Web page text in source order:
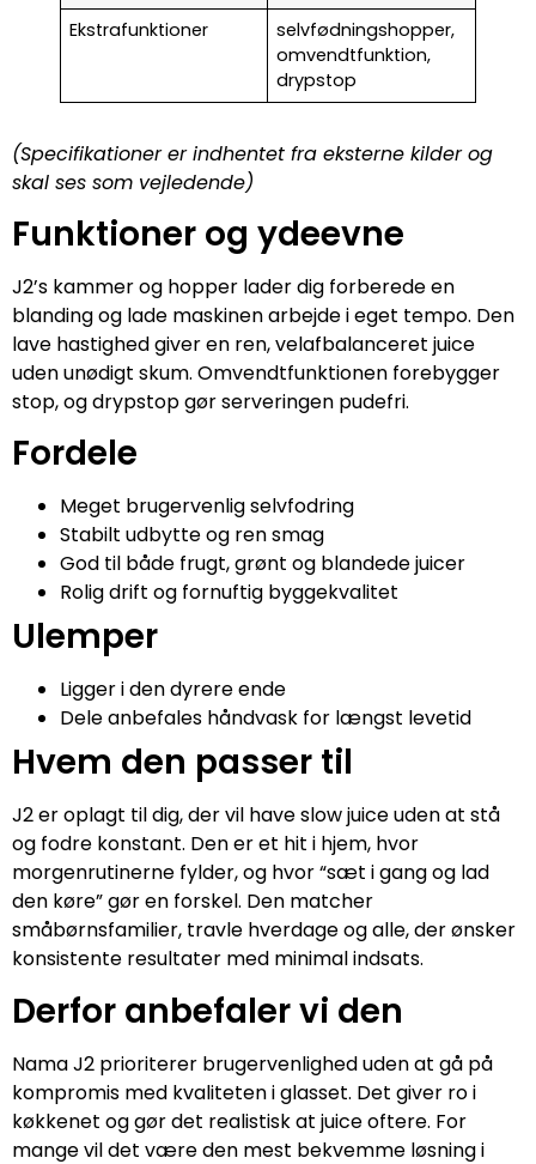
Ekstrafunktioner
selvfødningshopper,
omvendtfunktion,
drypstop
(Specifikationer er indhentet fra eksterne kilder og
skal ses som vejledende)
Funktioner og ydeevne
J2’s kammer og hopper lader dig forberede en
blanding og lade maskinen arbejde i eget tempo. Den
lave hastighed giver en ren, velafbalanceret juice
uden unødigt skum. Omvendtfunktionen forebygger
stop, og drypstop gør serveringen pudefri.
Fordele
Meget brugervenlig selvfodring
Stabilt udbytte og ren smag
God til både frugt, grønt og blandede juicer
Rolig drift og fornuftig byggekvalitet
Ulemper
Ligger i den dyrere ende
Dele anbefales håndvask for længst levetid
Hvem den passer til
J2 er oplagt til dig, der vil have slow juice uden at stå
og fodre konstant. Den er et hit i hjem, hvor
morgenrutinerne fylder, og hvor “sæt i gang og lad
den køre” gør en forskel. Den matcher
småbørnsfamilier, travle hverdage og alle, der ønsker
konsistente resultater med minimal indsats.
Derfor anbefaler vi den
Nama J2 prioriterer brugervenlighed uden at gå på
kompromis med kvaliteten i glasset. Det giver ro i
køkkenet og gør det realistisk at juice oftere. For
mange vil det være den mest bekvemme løsning i